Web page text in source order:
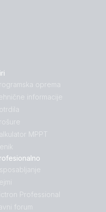
oprema
informacije
MPPT
Professional
forum